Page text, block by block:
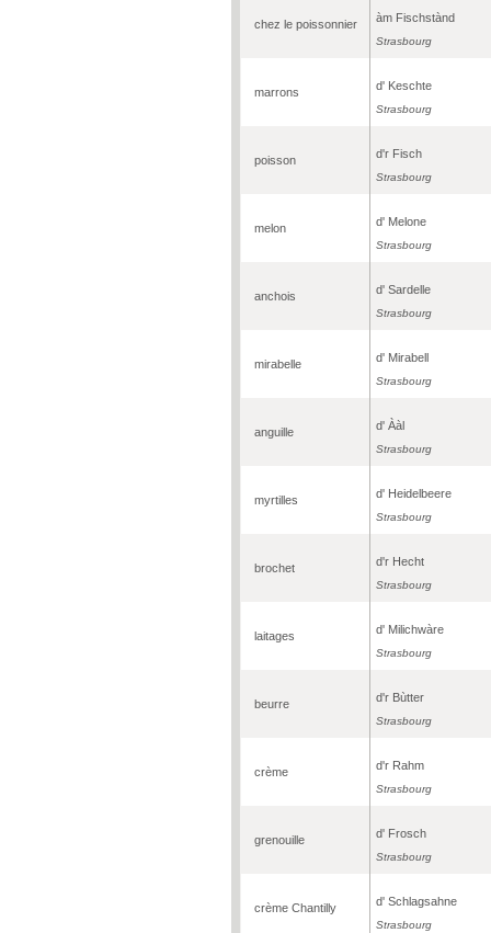
chez le poissonnier àm Fischstànd
Strasbourg
marrons d' Keschte
Strasbourg
poisson d'r Fisch
Strasbourg
melon d' Melone
Strasbourg
anchois d' Sardelle
Strasbourg
mirabelle d' Mirabell
Strasbourg
anguille d' Ààl
Strasbourg
myrtilles d' Heidelbeere
Strasbourg
brochet d'r Hecht
Strasbourg
laitages d' Milichwàre
Strasbourg
beurre d'r Bùtter
Strasbourg
crème d'r Rahm
Strasbourg
grenouille d' Frosch
Strasbourg
crème Chantilly d' Schlagsahne
Strasbourg